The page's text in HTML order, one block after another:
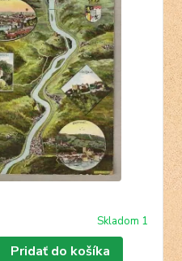
Skladom 1
Pridať do košíka